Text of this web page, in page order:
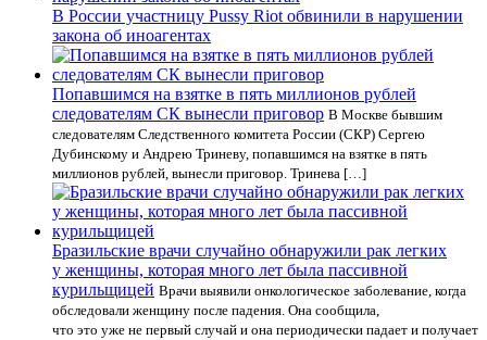
В России участницу Pussy Riot обвинили в нарушении
закона об иноагентах
Попавшимся на взятке в пять миллионов рублей
следователям СК вынесли приговор В Москве бывшим
следователям Следственного комитета России (СКР) Сергею
Дубинскому и Андрею Триневу, попавшимся на взятке в пять
миллионов рублей, вынесли приговор. Тринева […]
Бразильские врачи случайно обнаружили рак легких
у женщины, которая много лет была пассивной
курильщицей Врачи выявили онкологическое заболевание, когда
обследовали женщину после падения. Она сообщила,
что это уже не первый случай и она периодически падает и получает